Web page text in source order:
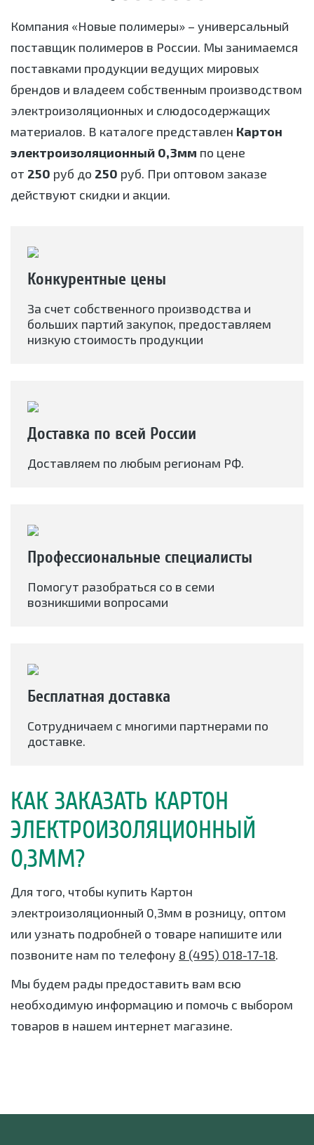
Компания «Новые полимеры» – универсальный
поставщик полимеров в России. Мы занимаемся
поставками продукции ведущих мировых
брендов и владеем собственным производством
электроизоляционных и слюдосодержащих
материалов. В каталоге представлен Картон
электроизоляционный 0,3мм по цене
от 250 руб до 250 руб. При оптовом заказе
действуют скидки и акции.
Конкурентные цены
За счет собственного производства и
больших партий закупок, предоставляем
низкую стоимость продукции
Доставка по всей России
Доставляем по любым регионам РФ.
Профессиональные специалисты
Помогут разобраться со в семи
возникшими вопросами
Бесплатная доставка
Сотрудничаем с многими партнерами по
доставке.
КАК ЗАКАЗАТЬ КАРТОН
ЭЛЕКТРОИЗОЛЯЦИОННЫЙ
0,3ММ?
Для того, чтобы купить Картон
электроизоляционный 0,3мм в розницу, оптом
или узнать подробней о товаре напишите или
позвоните нам по телефону 8 (495) 018-17-18.
Мы будем рады предоставить вам всю
необходимую информацию и помочь с выбором
товаров в нашем интернет магазине.